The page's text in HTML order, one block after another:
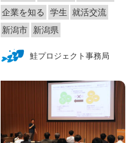
企業を知る
学生 就活交流
新潟市
新潟県
鮭プロジェクト事務局